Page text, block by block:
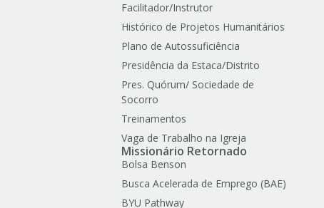
Facilitador/Instrutor
Histórico de Projetos Humanitários
Plano de Autossuficiência
Presidência da Estaca/Distrito
Pres. Quórum/ Sociedade de
Socorro
Treinamentos
Vaga de Trabalho na Igreja
Missionário Retornado
Bolsa Benson
Busca Acelerada de Emprego (BAE)
BYU Pathway